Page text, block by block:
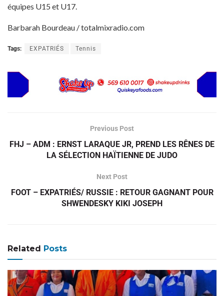
équipes U15 et U17.
Barbarah Bourdeau / totalmixradio.com
Tags: EXPATRIÉS Tennis
Previous Post
FHJ – ADM : ERNST LARAQUE JR, PREND LES RÊNES DE
LA SÉLECTION HAÏTIENNE DE JUDO
Next Post
FOOT – EXPATRIÉS/ RUSSIE : RETOUR GAGNANT POUR
SHWENDESKY KIKI JOSEPH
Related Posts